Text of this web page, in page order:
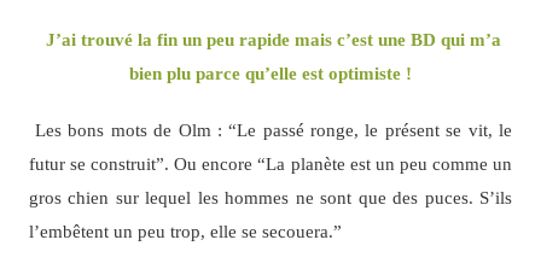
J’ai trouvé la fin un peu rapide mais c’est une BD qui m’a
bien plu parce qu’elle est optimiste !
Les bons mots de Olm : “Le passé ronge, le présent se vit, le
futur se construit”. Ou encore “La planète est un peu comme un
gros chien sur lequel les hommes ne sont que des puces. S’ils
l’embêtent un peu trop, elle se secouera.”